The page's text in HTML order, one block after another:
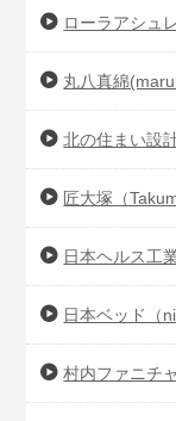
ローラアシュ
丸八真綿
北の住まい設
匠大塚（
日本ヘルス工
日本ベッド（
村内ファニチ